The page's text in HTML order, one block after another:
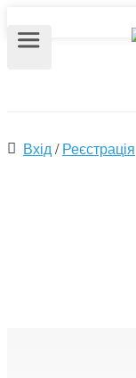
Вхід/Реєстрація